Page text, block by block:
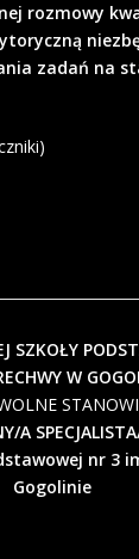
rozmowy
zadań na
SZKOŁY
W
A
nr 3
Gogolinie